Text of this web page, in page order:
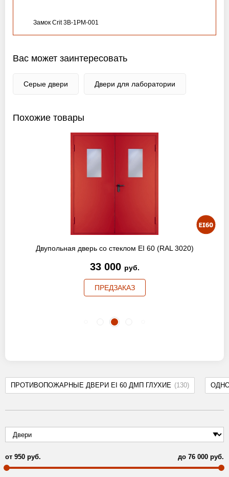
ПРОТИВОПОЖАРНЫЕ ДВЕРИ EI 60 ДМП ГЛУХИЕ (130)
от 950 руб. до 76 000 руб.
Замок Crit 3B-1PM-001
Вас может заинтересовать
Серые двери Двери для лаборатории
Похожие товары
Двупольная дверь со стеклом EI 60 (RAL 3020)
33 000 руб.
ПРЕДЗАКАЗ